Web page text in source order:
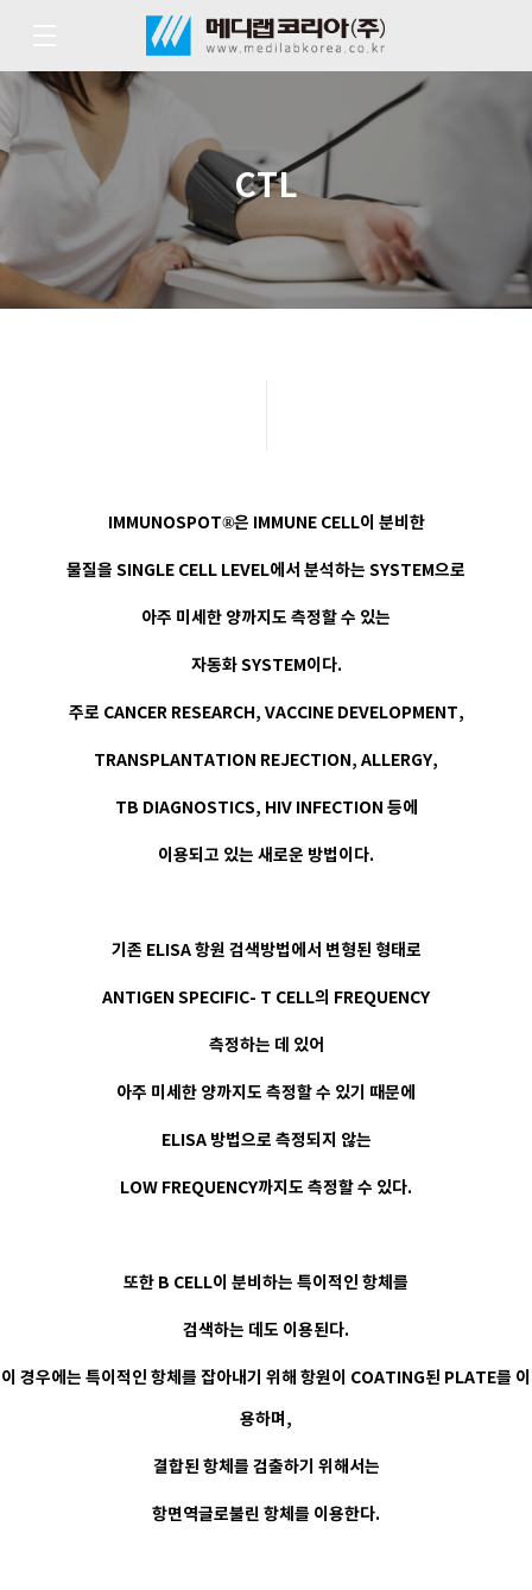
CTL
IMMUNOSPOT®은 IMMUNE CELL이 분비한
물질을 SINGLE CELL LEVEL에서 분석하는 SYSTEM으로
아주 미세한 양까지도 측정할 수 있는
자동화 SYSTEM이다.
주로 CANCER RESEARCH, VACCINE DEVELOPMENT,
TRANSPLANTATION REJECTION, ALLERGY,
TB DIAGNOSTICS, HIV INFECTION 등에
이용되고 있는 새로운 방법이다.
기존 ELISA 항원 검색방법에서 변형된 형태로
ANTIGEN SPECIFIC- T CELL의 FREQUENCY
측정하는 데 있어
아주 미세한 양까지도 측정할 수 있기 때문에
ELISA 방법으로 측정되지 않는
LOW FREQUENCY까지도 측정할 수 있다.
또한 B CELL이 분비하는 특이적인 항체를
검색하는 데도 이용된다.
이 경우에는 특이적인 항체를 잡아내기 위해 항원이 COATING된 PLATE를 이
용하며,
결합된 항체를 검출하기 위해서는
항면역글로불린 항체를 이용한다.